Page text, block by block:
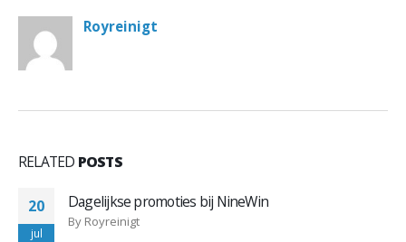
Royreinigt
RELATED POSTS
20
jul
Dagelijkse promoties bij NineWin
By Royreinigt